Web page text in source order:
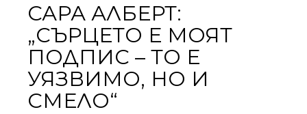
САРА АЛБЕРТ:
„СЪРЦЕТО Е МОЯТ
ПОДПИС – ТО Е
УЯЗВИМО, НО И
СМЕЛО“